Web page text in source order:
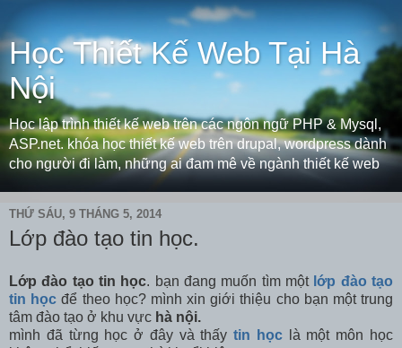
Học Thiết Kế Web Tại Hà
Nội
Học lập trình thiết kế web trên các ngôn ngữ PHP & Mysql,
ASP.net. khóa học thiết kế web trên drupal, wordpress dành
cho người đi làm, những ai đam mê về ngành thiết kế web
THỨ SÁU, 9 THÁNG 5, 2014
Lớp đào tạo tin học.
Lớp đào tạo tin học. bạn đang muốn tìm một lớp đào tạo
tin học để theo học? mình xin giới thiệu cho bạn một trung
tâm đào tạo ở khu vực hà nội.
mình đã từng học ở đây và thấy tin học
là một môn học